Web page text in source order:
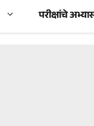
परीक्षांचे